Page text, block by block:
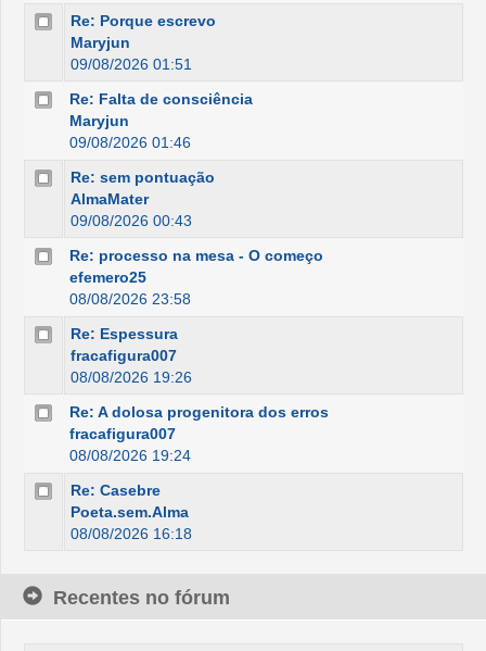
Re: Porque escrevo
Maryjun
09/08/2026 01:51
Re: Falta de consciência
Maryjun
09/08/2026 01:46
Re: sem pontuação
AlmaMater
09/08/2026 00:43
Re: processo na mesa - O começo
efemero25
08/08/2026 23:58
Re: Espessura
fracafigura007
08/08/2026 19:26
Re: A dolosa progenitora dos erros
fracafigura007
08/08/2026 19:24
Re: Casebre
Poeta.sem.Alma
08/08/2026 16:18
Recentes no fórum